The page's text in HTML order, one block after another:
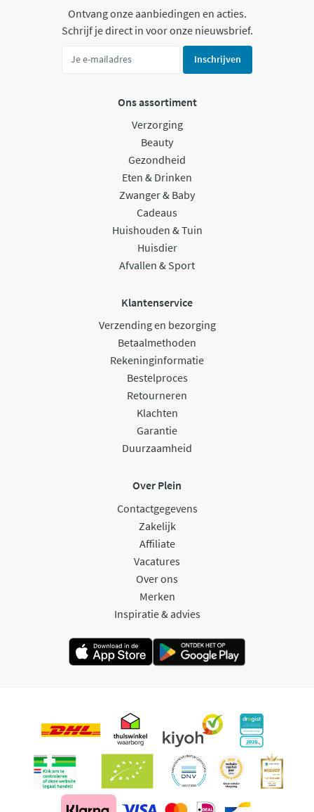
Ontvang onze aanbiedingen en acties.
Schrijf je direct in voor onze nieuwsbrief.
Inschrijven
Ons assortiment
Verzorging
Beauty
Gezondheid
Eten & Drinken
Zwanger & Baby
Cadeaus
Huishouden & Tuin
Huisdier
Afvallen & Sport
Klantenservice
Verzending en bezorging
Betaalmethoden
Rekeninginformatie
Bestelproces
Retourneren
Klachten
Garantie
Duurzaamheid
Over Plein
Contactgegevens
Zakelijk
Affiliate
Vacatures
Over ons
Merken
Inspiratie & advies